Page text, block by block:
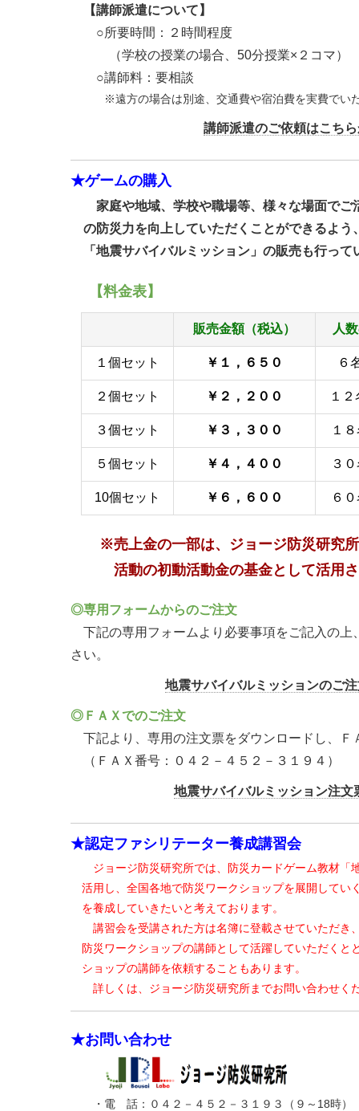
【講師派遣について】
○所要時間：２時間程度
（学校の授業の場合、50分授業×２コマ）
○講師料：要相談
※遠方の場合は別途、交通費や宿泊費を実費でいた
講師派遣のご依頼はこち
★ゲームの購入
家庭や地域、学校や職場等、様々な場面でご
の防災力を向上していただくことができるよう
「地震サバイバルミッション」の販売も行って
【料金表】
販売金額（税込） 人
１個セット ￥１，６５０ ６
２個セット ￥２，２００ １
３個セット ￥３，３００ １
５個セット ￥４，４００ ３
10個セット ￥６，６００ ６
※売上金の一部は、ジョージ防災研究所
活動の初動活動金の基金として活用
◎専用フォームからのご注文
下記の専用フォームより必要事項をご記入の上
さい。
地震サバイバルミッションのご
◎ＦＡＸでのご注文
下記より、専用の注文票をダウンロードし、Ｆ
（ＦＡＸ番号：０４２－４５２－３１９４）
地震サバイバルミッション注文
★認定ファシリテーター養成講習会
ジョージ防災研究所では、防災カードゲーム教材「
活用し、全国各地で防災ワークショップを展開してい
を養成していきたいと考えております。
講習会を受講された方は名簿に登載させていただき
防災ワークショップの講師として活躍していただくと
ショップの講師を依頼することもあります。
詳しくは、ジョージ防災研究所までお問い合わせく
★お問い合わせ
・電 話：０４２－４５２－３１９３（９～18時